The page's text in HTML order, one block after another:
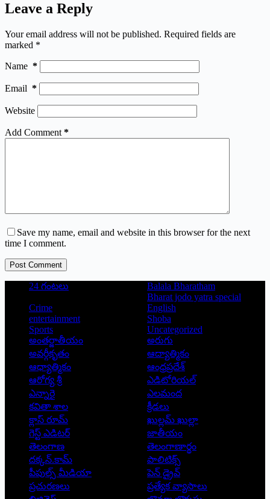
Leave a Reply
Your email address will not be published. Required fields are
marked *
Name *
Email *
Website
Add Comment *
Save my name, email and website in this browser for the next
time I comment.
Post Comment
24 గంటలు
Balala Bharatham
Bharat jodo yatra special
Crime
English
entertainment
Shoba
Sports
Uncategorized
అంతర్జాతీయం
అరుగు
అవర్గీకృతం
ఆద్యాత్మికం
ఆధ్యాత్మికం
ఆంధ్రప్రదేశ్
ఆరోగ్య శ్రీ
ఎడిటోరియల్
ఎన్నారై
ఎలమంద
కవితా శాల
క్రీడలు
క్లాస్ రూమ్
ఖుల్లమ్ ఖుల్లా
గెస్ట్ ఎడిటర్
జాతీయం
తెలంగాణ
తెలంగాణార్థం
దక్కన్.కామ్
పాలిటిక్స్
పీపుల్స్ ‌మీడియా
పెన్ డ్రైవ్
ప్రచురణలు
ప్రత్యేక వ్యాసాలు